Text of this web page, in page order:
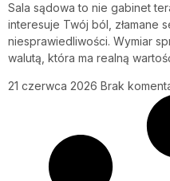
Sala sądowa to nie gabinet
interesuje Twój ból, złamane
niesprawiedliwości. Wymiar
walutą, która ma realną
21 czerwca 2026 Brak